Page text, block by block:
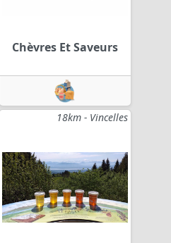
Chèvres Et Saveurs
18km - Vincelles